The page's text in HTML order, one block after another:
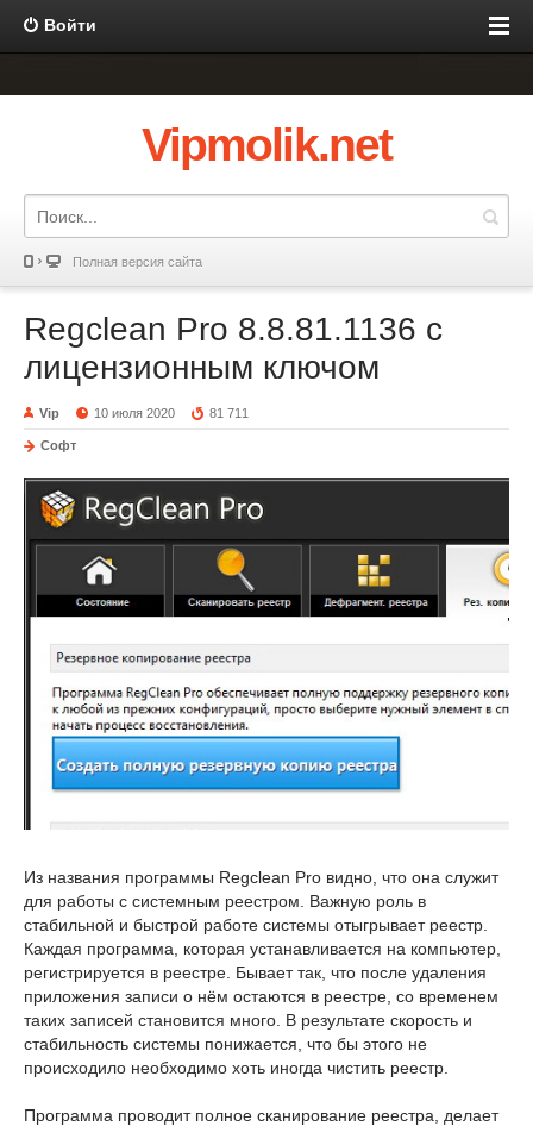
Войти
Vipmolik.net
Полная версия сайта
Regclean Pro 8.8.81.1136 с
лицензионным ключом
Vip 10 июля 2020 81 711
Софт
Из названия программы Regclean Pro видно, что она служит
для работы с системным реестром. Важную роль в
стабильной и быстрой работе системы отыгрывает реестр.
Каждая программа, которая устанавливается на компьютер,
регистрируется в реестре. Бывает так, что после удаления
приложения записи о нём остаются в реестре, со временем
таких записей становится много. В результате скорость и
стабильность системы понижается, что бы этого не
происходило необходимо хоть иногда чистить реестр.
Программа проводит полное сканирование реестра, делает